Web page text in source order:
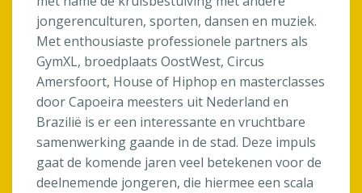
jongerenculturen, sporten, dansen en muziek.
Met enthousiaste professionele partners als
GymXL, broedplaats OostWest, Circus
Amersfoort, House of Hiphop en masterclasses
door Capoeira meesters uit Nederland en
Brazilië is er een interessante en vruchtbare
samenwerking gaande in de stad. Deze impuls
gaat de komende jaren veel betekenen voor de
deelnemende jongeren, die hiermee een scala